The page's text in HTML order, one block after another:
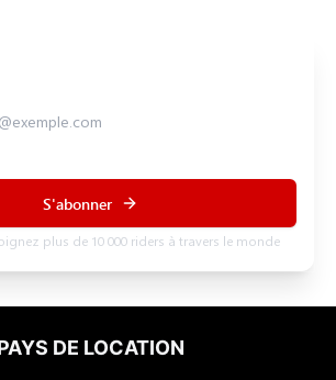
S'abonner
plus de 10 000 riders à travers le monde
DE LOCATION